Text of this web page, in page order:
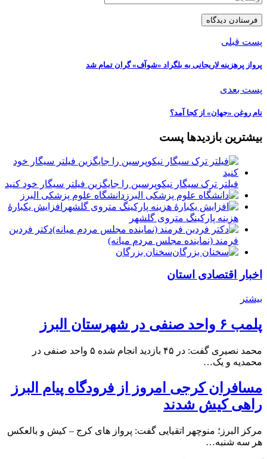
پست قبلی
️پرواز پرهزینه لاریجانی به بلگراد «شوآف» گران تمام شد
پست بعدی
نام روغن «جهان» از کجا آمد؟
بیشترین بازدیدها پست
فیلتر ترک سیگار نیکوپرسین را جایگزین فیلتر سیگار خود کنید
دانشگاه علوم پزشکی البرز
افزایش یکبارۀ
هزینه پارکینگ متروی گلشهر
دكتر فردين
فرمند (نماينده مجلس مردم میانه)
سخنان بزرگان
اخبار اقتصادی استان
بیشتر
پلمب ۶ واحد صنفی در شهرستان البرز
محمد نصیری گفت: در ۴۵ بازدید انجام شده ۵ واحد صنفی در
محمدیه و یک…
مسافران کرجی امروز از فرودگاه پیام البرز
راهی کیش شدند
مرکز البرز؛ منوچهر اتقیایی گفت: پرواز های کرج – کیش و بالعکس
هر سه شنبه…